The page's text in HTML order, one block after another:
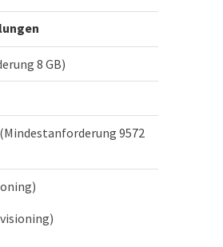
8 GB)
9572